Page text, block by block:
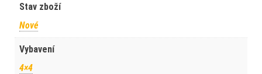
Stav zboží
Nové
Vybavení
4×4